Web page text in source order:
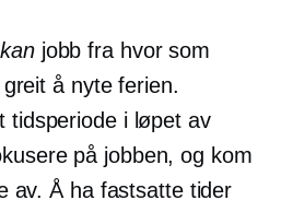
kanjobb fra hvor som
å nyte ferien.
tidsperiode i løpet av
på jobben, og kom
av. Å ha fastsatte tider